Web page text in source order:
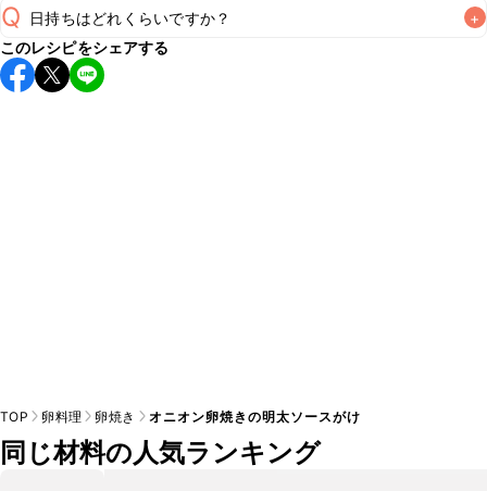
Q 日持ちはどれくらいですか？ +
保存期間は冷蔵で当日中が目安です。なるべくお早めにお召
し上がりください。
このレシピをシェアする
TOP 卵料理 卵焼き オニオン卵焼きの明太ソースがけ
同じ材料の人気ランキング